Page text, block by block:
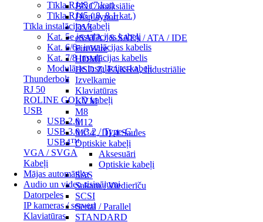
Tīkla RJ45 (7 kat)
Tīkla RJ45 ( 8, 8.1 kat.)
Tīkla instalācijas kabeļi
Kat. 5e instalācijas kabeļi
Kat. 6/6a instalācijas kabelis
Kat. 7/8 instalācijas kabelis
Modulārie instalācijas kabeļi
Thunderbolt
RJ 50
ROLINE GOLD kabeļi
USB
USB 2.0
USB 3.0 /3.2 / Type-C /
USB4™
VGA / SVGA
Kabeļi
Mājas automātika
Audio un video risinājumi
Datorpeles
IP kameras / serveri
Klaviatūras
BNC koaksiālie
Displayport
DVI
eSATA / S-SATA / ATA / IDE
FireWire
HDMI
HSD Z, FAKRA, Industriālie
Izvelkamie
Klaviatūras
KVM
M8
M12
MC4 , DL4 Saules
Optiskie kabeļi
Aksesuāri
Optiskie kabeļi
SAS
Sakaru / Viedierīču
SCSI
Serial / Parallel
STANDARD